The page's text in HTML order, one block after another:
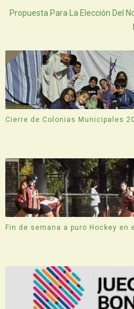
Propuesta Para La Elección Del
Cierre de Colonias Municipales
Fin de semana a puro Hockey en